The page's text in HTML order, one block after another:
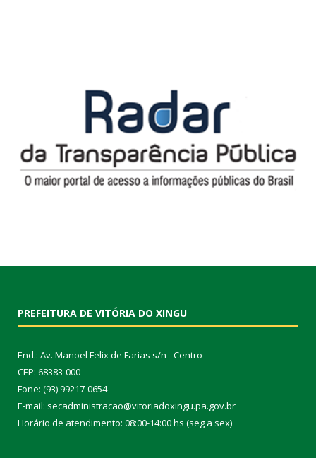
PREFEITURA DE VITÓRIA DO XINGU
End.: Av. Manoel Felix de Farias s/n - Centro
CEP: 68383-000
Fone: (93) 99217-0654
E-mail: secadministracao@vitoriadoxingu.pa.gov.br
Horário de atendimento: 08:00-14:00 hs (seg a sex)